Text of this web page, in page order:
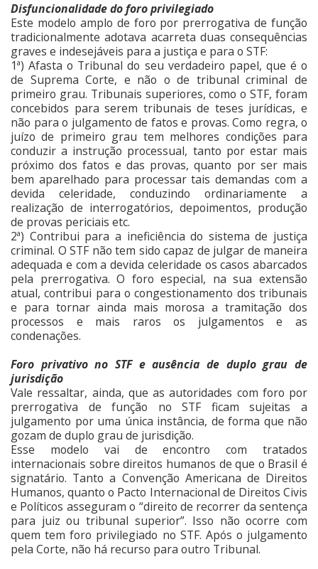
Disfuncionalidade do foro privilegiado
Este modelo amplo de foro por prerrogativa de função
tradicionalmente adotava acarreta duas consequências
graves e indesejáveis para a justiça e para o STF:
1ª) Afasta o Tribunal do seu verdadeiro papel, que é o
de Suprema Corte, e não o de tribunal criminal de
primeiro grau. Tribunais superiores, como o STF, foram
concebidos para serem tribunais de teses jurídicas, e
não para o julgamento de fatos e provas. Como regra, o
juízo de primeiro grau tem melhores condições para
conduzir a instrução processual, tanto por estar mais
próximo dos fatos e das provas, quanto por ser mais
bem aparelhado para processar tais demandas com a
devida celeridade, conduzindo ordinariamente a
realização de interrogatórios, depoimentos, produção
de provas periciais etc.
2ª) Contribui para a ineficiência do sistema de justiça
criminal. O STF não tem sido capaz de julgar de maneira
adequada e com a devida celeridade os casos abarcados
pela prerrogativa. O foro especial, na sua extensão
atual, contribui para o congestionamento dos tribunais
e para tornar ainda mais morosa a tramitação dos
processos e mais raros os julgamentos e as
condenações.
Foro privativo no STF e ausência de duplo grau de
jurisdição
Vale ressaltar, ainda, que as autoridades com foro por
prerrogativa de função no STF ficam sujeitas a
julgamento por uma única instância, de forma que não
gozam de duplo grau de jurisdição.
Esse modelo vai de encontro com tratados
internacionais sobre direitos humanos de que o Brasil é
signatário. Tanto a Convenção Americana de Direitos
Humanos, quanto o Pacto Internacional de Direitos Civis
e Políticos asseguram o “direito de recorrer da sentença
para juiz ou tribunal superior”. Isso não ocorre com
quem tem foro privilegiado no STF. Após o julgamento
pela Corte, não há recurso para outro Tribunal.